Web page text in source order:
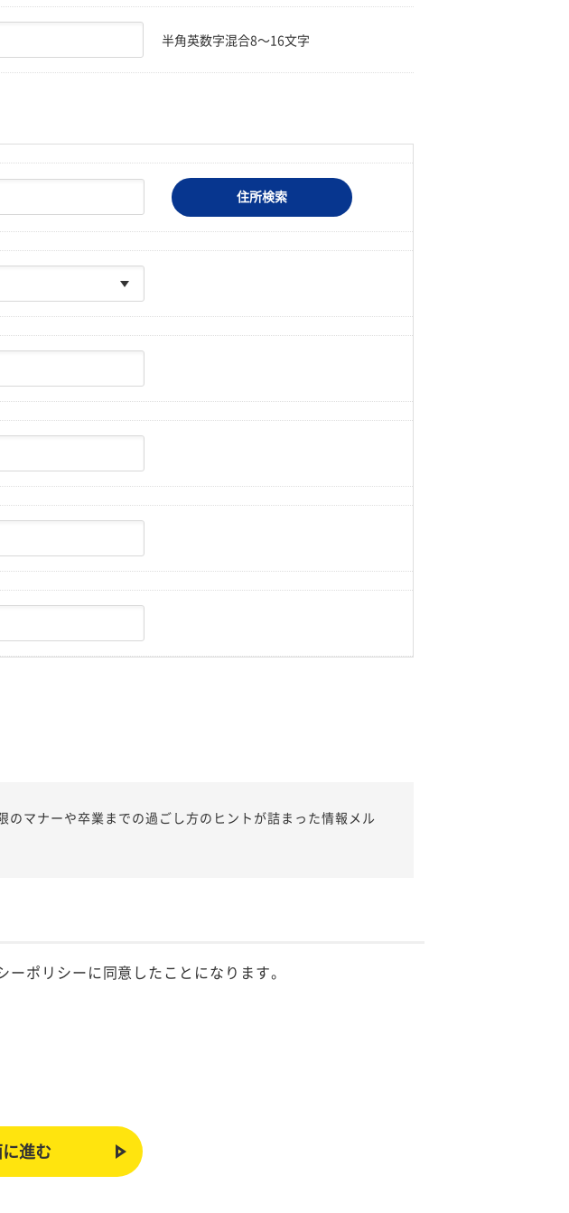
半角英数字混合8〜16文字
住所検索
のマナーや卒業までの過ごし方のヒントが詰まった情報メル
ポリシーに同意したことになります。